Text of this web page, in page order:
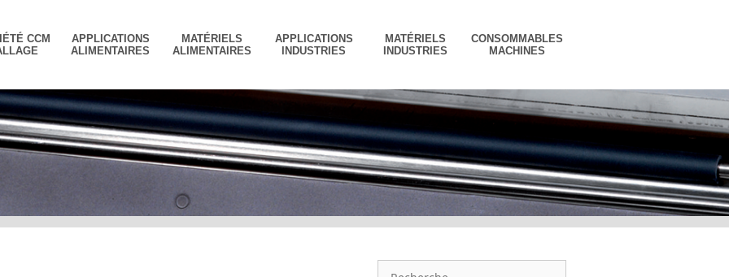
CCM
APPLICATIONS
ALIMENTAIRES
MATÉRIELS
ALIMENTAIRES
APPLICATIONS
INDUSTRIES
MATÉRIELS
INDUSTRIES
CONSOMMABLES
MACHINES